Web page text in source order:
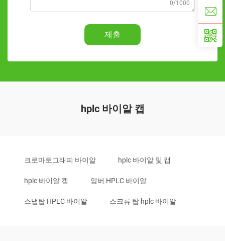
0/1000
제출
hplc 바이알 캡
크로마토그래피 바이알 hplc 바이알 및 캡
hplc 바이알 캡 암버 HPLC 바이알
스냅탑 HPLC 바이알 스크류 탑 hplc 바이알